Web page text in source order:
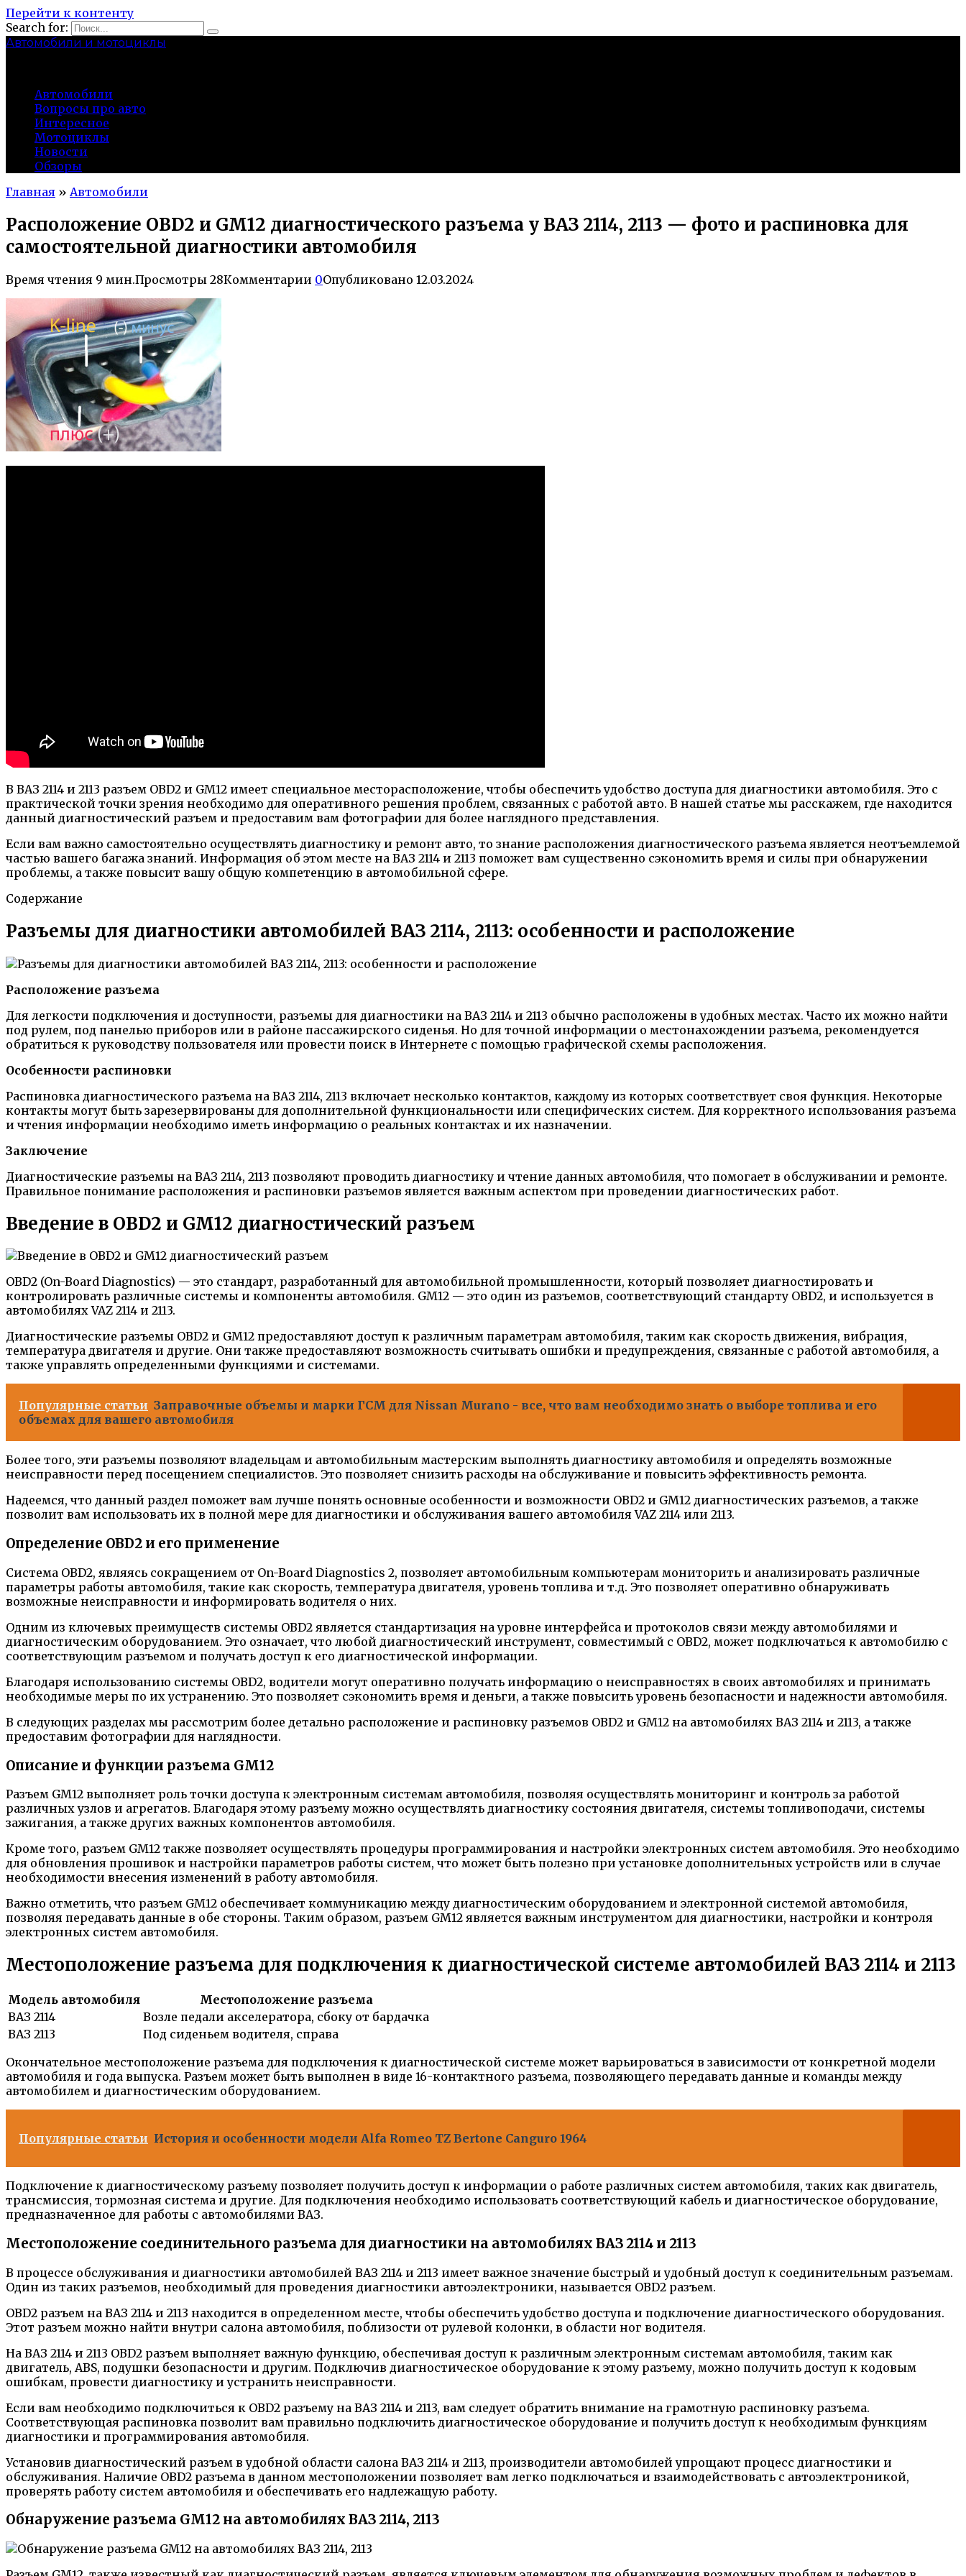
Перейти к контенту
Search for:
Автомобили и мотоциклы
Автомобили
Вопросы про авто
Интересное
Мотоциклы
Новости
Обзоры
Главная » Автомобили
Расположение OBD2 и GM12 диагностического разъема у ВАЗ 2114, 2113 — фото и распиновка для
самостоятельной диагностики автомобиля
Время чтения 9 мин.Просмотры 28Комментарии 0Опубликовано 12.03.2024
В ВАЗ 2114 и 2113 разъем OBD2 и GM12 имеет специальное месторасположение, чтобы обеспечить удобство доступа для диагностики автомобиля. Это с
практической точки зрения необходимо для оперативного решения проблем, связанных с работой авто. В нашей статье мы расскажем, где находится
данный диагностический разъем и предоставим вам фотографии для более наглядного представления.
Если вам важно самостоятельно осуществлять диагностику и ремонт авто, то знание расположения диагностического разъема является неотъемлемой
частью вашего багажа знаний. Информация об этом месте на ВАЗ 2114 и 2113 поможет вам существенно сэкономить время и силы при обнаружении
проблемы, а также повысит вашу общую компетенцию в автомобильной сфере.
Содержание
Разъемы для диагностики автомобилей ВАЗ 2114, 2113: особенности и расположение
Расположение разъема
Для легкости подключения и доступности, разъемы для диагностики на ВАЗ 2114 и 2113 обычно расположены в удобных местах. Часто их можно найти
под рулем, под панелью приборов или в районе пассажирского сиденья. Но для точной информации о местонахождении разъема, рекомендуется
обратиться к руководству пользователя или провести поиск в Интернете с помощью графической схемы расположения.
Особенности распиновки
Распиновка диагностического разъема на ВАЗ 2114, 2113 включает несколько контактов, каждому из которых соответствует своя функция. Некоторые
контакты могут быть зарезервированы для дополнительной функциональности или специфических систем. Для корректного использования разъема
и чтения информации необходимо иметь информацию о реальных контактах и их назначении.
Заключение
Диагностические разъемы на ВАЗ 2114, 2113 позволяют проводить диагностику и чтение данных автомобиля, что помогает в обслуживании и ремонте.
Правильное понимание расположения и распиновки разъемов является важным аспектом при проведении диагностических работ.
Введение в OBD2 и GM12 диагностический разъем
ОBD2 (On-Board Diagnostics) — это стандарт, разработанный для автомобильной промышленности, который позволяет диагностировать и
контролировать различные системы и компоненты автомобиля. GM12 — это один из разъемов, соответствующий стандарту OBD2, и используется в
автомобилях VAZ 2114 и 2113.
Диагностические разъемы OBD2 и GM12 предоставляют доступ к различным параметрам автомобиля, таким как скорость движения, вибрация,
температура двигателя и другие. Они также предоставляют возможность считывать ошибки и предупреждения, связанные с работой автомобиля, а
также управлять определенными функциями и системами.
Популярные статьи Заправочные объемы и марки ГСМ для Nissan Murano - все, что вам необходимо знать о выборе топлива и его
объемах для вашего автомобиля
Более того, эти разъемы позволяют владельцам и автомобильным мастерским выполнять диагностику автомобиля и определять возможные
неисправности перед посещением специалистов. Это позволяет снизить расходы на обслуживание и повысить эффективность ремонта.
Надеемся, что данный раздел поможет вам лучше понять основные особенности и возможности OBD2 и GM12 диагностических разъемов, а также
позволит вам использовать их в полной мере для диагностики и обслуживания вашего автомобиля VAZ 2114 или 2113.
Определение OBD2 и его применение
Система OBD2, являясь сокращением от On-Board Diagnostics 2, позволяет автомобильным компьютерам мониторить и анализировать различные
параметры работы автомобиля, такие как скорость, температура двигателя, уровень топлива и т.д. Это позволяет оперативно обнаруживать
возможные неисправности и информировать водителя о них.
Одним из ключевых преимуществ системы OBD2 является стандартизация на уровне интерфейса и протоколов связи между автомобилями и
диагностическим оборудованием. Это означает, что любой диагностический инструмент, совместимый с OBD2, может подключаться к автомобилю с
соответствующим разъемом и получать доступ к его диагностической информации.
Благодаря использованию системы OBD2, водители могут оперативно получать информацию о неисправностях в своих автомобилях и принимать
необходимые меры по их устранению. Это позволяет сэкономить время и деньги, а также повысить уровень безопасности и надежности автомобиля.
В следующих разделах мы рассмотрим более детально расположение и распиновку разъемов OBD2 и GM12 на автомобилях ВАЗ 2114 и 2113, а также
предоставим фотографии для наглядности.
Описание и функции разъема GM12
Разъем GM12 выполняет роль точки доступа к электронным системам автомобиля, позволяя осуществлять мониторинг и контроль за работой
различных узлов и агрегатов. Благодаря этому разъему можно осуществлять диагностику состояния двигателя, системы топливоподачи, системы
зажигания, а также других важных компонентов автомобиля.
Кроме того, разъем GM12 также позволяет осуществлять процедуры программирования и настройки электронных систем автомобиля. Это необходимо
для обновления прошивок и настройки параметров работы систем, что может быть полезно при установке дополнительных устройств или в случае
необходимости внесения изменений в работу автомобиля.
Важно отметить, что разъем GM12 обеспечивает коммуникацию между диагностическим оборудованием и электронной системой автомобиля,
позволяя передавать данные в обе стороны. Таким образом, разъем GM12 является важным инструментом для диагностики, настройки и контроля
электронных систем автомобиля.
Местоположение разъема для подключения к диагностической системе автомобилей ВАЗ 2114 и 2113
Модель автомобиля
Местоположение разъема
ВАЗ 2114
Возле педали акселератора, сбоку от бардачка
ВАЗ 2113
Под сиденьем водителя, справа
Окончательное местоположение разъема для подключения к диагностической системе может варьироваться в зависимости от конкретной модели
автомобиля и года выпуска. Разъем может быть выполнен в виде 16-контактного разъема, позволяющего передавать данные и команды между
автомобилем и диагностическим оборудованием.
Популярные статьи История и особенности модели Alfa Romeo TZ Bertone Canguro 1964
Подключение к диагностическому разъему позволяет получить доступ к информации о работе различных систем автомобиля, таких как двигатель,
трансмиссия, тормозная система и другие. Для подключения необходимо использовать соответствующий кабель и диагностическое оборудование,
предназначенное для работы с автомобилями ВАЗ.
Местоположение соединительного разъема для диагностики на автомобилях ВАЗ 2114 и 2113
В процессе обслуживания и диагностики автомобилей ВАЗ 2114 и 2113 имеет важное значение быстрый и удобный доступ к соединительным разъемам.
Один из таких разъемов, необходимый для проведения диагностики автоэлектроники, называется OBD2 разъем.
ОBD2 разъем на ВАЗ 2114 и 2113 находится в определенном месте, чтобы обеспечить удобство доступа и подключение диагностического оборудования.
Этот разъем можно найти внутри салона автомобиля, поблизости от рулевой колонки, в области ног водителя.
На ВАЗ 2114 и 2113 OBD2 разъем выполняет важную функцию, обеспечивая доступ к различным электронным системам автомобиля, таким как
двигатель, ABS, подушки безопасности и другим. Подключив диагностическое оборудование к этому разъему, можно получить доступ к кодовым
ошибкам, провести диагностику и устранить неисправности.
Если вам необходимо подключиться к OBD2 разъему на ВАЗ 2114 и 2113, вам следует обратить внимание на грамотную распиновку разъема.
Соответствующая распиновка позволит вам правильно подключить диагностическое оборудование и получить доступ к необходимым функциям
диагностики и программирования автомобиля.
Установив диагностический разъем в удобной области салона ВАЗ 2114 и 2113, производители автомобилей упрощают процесс диагностики и
обслуживания. Наличие OBD2 разъема в данном местоположении позволяет вам легко подключаться и взаимодействовать с автоэлектроникой,
проверять работу систем автомобиля и обеспечивать его надлежащую работу.
Обнаружение разъема GM12 на автомобилях ВАЗ 2114, 2113